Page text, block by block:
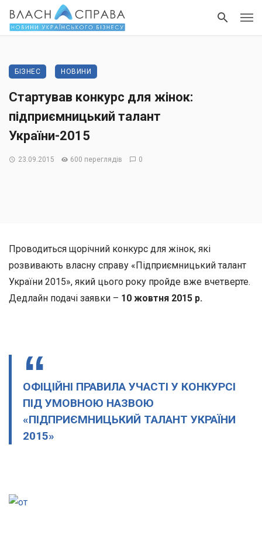
БІЗНЕС НОВИНИ
Стартував конкурс для жінок:
підприємницький талант
України-2015
23.09.2015 600 переглядів 0
Проводиться щорічний конкурс для жінок, які
розвивають власну справу «Підприємницький талант
України 2015», який цього року пройде вже вчетверте.
Дедлайн подачі заявки – 10 жовтня 2015 р.
ОФІЦІЙНІ ПРАВИЛА УЧАСТІ У КОНКУРСІ
ПІД УМОВНОЮ НАЗВОЮ
«ПІДПРИЄМНИЦЬКИЙ ТАЛАНТ УКРАЇНИ
2015»